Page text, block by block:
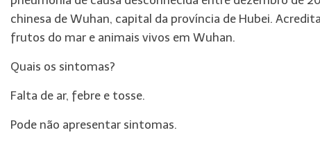
chinesa de Wuhan, capital da província de Hubei.
frutos do mar e animais vivos em Wuhan.
Quais os sintomas?
Falta de ar, febre e tosse.
Pode não apresentar sintomas.